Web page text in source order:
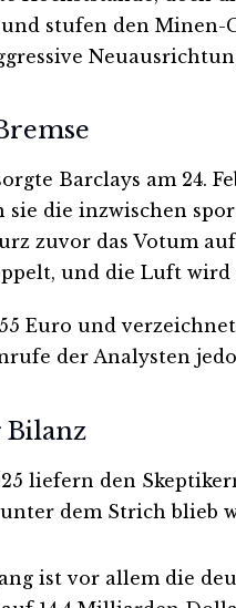
stufen den
Barclays am 24.
die inzwischen
zuvor das Votum
und die Luft wird
Euro und
der Analysten
Bilanz
liefern den
dem Strich blieb
ist vor allem die